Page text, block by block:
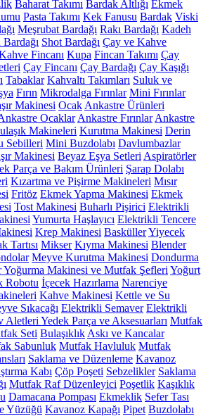
Baharat Takımı Bardak Altlığı Ekmek
Pasta Takımı Kek Fanusu Bardak Viski
Meşrubat Bardağı Rakı Bardağı Kadeh
Shot Bardağı Çay ve Kahve
Fincanı Kupa Fincan Takımı Çay
Çay Fincanı Çay Bardağı Çay Kaşığı
Tabaklar Kahvaltı Takımları Suluk ve
Fırın Mikrodalga Fırınlar Mini Fırınlar
Makinesi Ocak Ankastre Ürünleri
Ocaklar Ankastre Fırınlar Ankastre
Makineleri Kurutma Makinesi Derin
Sebilleri Mini Buzdolabı Davlumbazlar
Makinesi Beyaz Eşya Setleri Aspiratörler
Parça ve Bakım Ürünleri Şarap Dolabı
Kızartma ve Pişirme Makineleri Mısır
Fritöz Ekmek Yapma Makinesi Ekmek
Tost Makinesi Buharlı Pişirici Elektrikli
Yumurta Haşlayıcı Elektrikli Tencere
Krep Makinesi BasküllerYiyecek
Tartısı Mikser Kıyma Makinesi Blender
Meyve Kurutma Makinesi Dondurma
Yoğurma Makinesi ve Mutfak Şefleri Yoğurt
Robotu İçecek Hazırlama Narenciye
Kahve Makinesi Kettle ve Su
Sıkacağı Elektrikli Semaver Elektrikli
Yedek Parça ve Aksesuarları Mutfak
Seti Bulaşıklık Askı ve Kancalar
Sabunluk Mutfak Havluluk Mutfak
Saklama ve Düzenleme Kavanoz
Kabı Çöp Poşeti Sebzelikler Saklama
Mutfak Raf Düzenleyici Poşetlik Kaşıklık
Damacana Pompası Ekmeklik Sefer Tası
Yüzüğü Kavanoz Kapağı Pipet Buzdolabı